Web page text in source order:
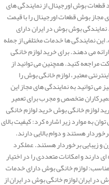
قطعات بوش اورجینال از نمایندگی های
بوش قطعات اورجینال را با قیمت
بوش بوش در ایران دارای
نمایندگی ها خدمات مختلفی از جمله
می دهند. برای خرید لوازم خانگی
مراجعه کنید. همچنین می توانید از
معتبر، لوازم خانگی بوش را
می توانید به نمایندگی های مجاز این
متخصص و مجرب برای تعمیر
لوازم خانگی بوش خرید لوازم خانگی
به موارد زیر اشاره کرد: کیفیت بالای
هستند و دوام بالایی دارند.
زیبایی برخوردار هستند. عملکرد
و امکانات متعددی را در اختیار
لوازم خانگی بوش دارای خدمات
ایران لوازم خانگی بوش در ایران از